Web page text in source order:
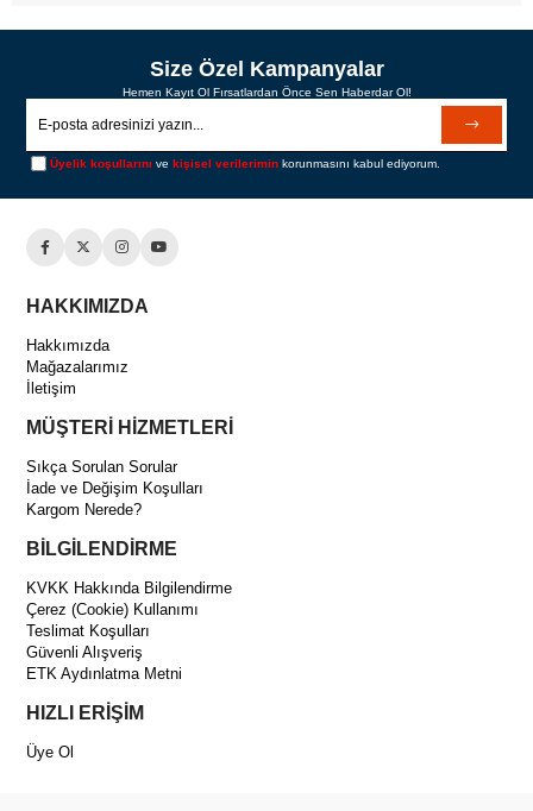
Size Özel Kampanyalar
Hemen Kayıt Ol Fırsatlardan Önce Sen Haberdar Ol!
Üyelik koşullarını vekişisel verilerimin korunmasını kabul ediyorum.
HAKKIMIZDA
Hakkımızda
Mağazalarımız
İletişim
MÜŞTERİ HİZMETLERİ
Sıkça Sorulan Sorular
İade ve Değişim Koşulları
Kargom Nerede?
BİLGİLENDİRME
KVKK Hakkında Bilgilendirme
Çerez (Cookie) Kullanımı
Teslimat Koşulları
Güvenli Alışveriş
ETK Aydınlatma Metni
HIZLI ERİŞİM
Üye Ol